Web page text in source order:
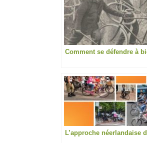
Comment se défendre à
L’approche néerlandaise